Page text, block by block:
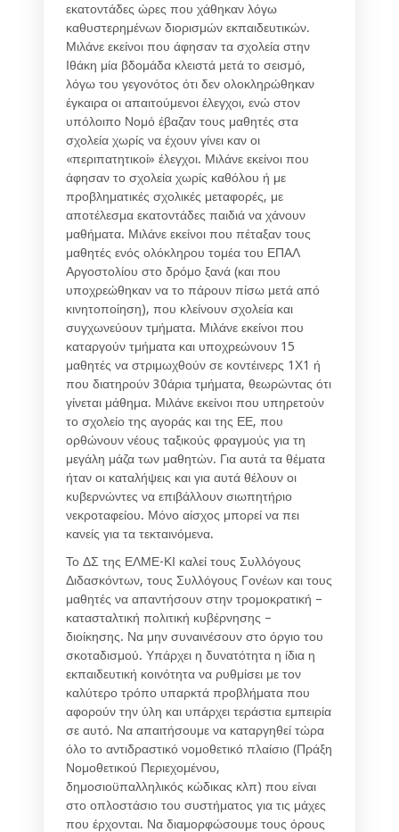
εκατοντάδες ώρες που χάθηκαν λόγω
καθυστερημένων διορισμών εκπαιδευτικών.
Μιλάνε εκείνοι που άφησαν τα σχολεία στην
Ιθάκη μία βδομάδα κλειστά μετά το σεισμό,
λόγω του γεγονότος ότι δεν ολοκληρώθηκαν
έγκαιρα οι απαιτούμενοι έλεγχοι, ενώ στον
υπόλοιπο Νομό έβαζαν τους μαθητές στα
σχολεία χωρίς να έχουν γίνει καν οι
«περιπατητικοί» έλεγχοι. Μιλάνε εκείνοι που
άφησαν το σχολεία χωρίς καθόλου ή με
προβληματικές σχολικές μεταφορές, με
αποτέλεσμα εκατοντάδες παιδιά να χάνουν
μαθήματα. Μιλάνε εκείνοι που πέταξαν τους
μαθητές ενός ολόκληρου τομέα του ΕΠΑΛ
Αργοστολίου στο δρόμο ξανά (και που
υποχρεώθηκαν να το πάρουν πίσω μετά από
κινητοποίηση), που κλείνουν σχολεία και
συγχωνεύουν τμήματα. Μιλάνε εκείνοι που
καταργούν τμήματα και υποχρεώνουν 15
μαθητές να στριμωχθούν σε κοντέινερς 1Χ1 ή
που διατηρούν 30άρια τμήματα, θεωρώντας ότι
γίνεται μάθημα. Μιλάνε εκείνοι που υπηρετούν
το σχολείο της αγοράς και της ΕΕ, που
ορθώνουν νέους ταξικούς φραγμούς για τη
μεγάλη μάζα των μαθητών. Για αυτά τα θέματα
ήταν οι καταλήψεις και για αυτά θέλουν οι
κυβερνώντες να επιβάλλουν σιωπητήριο
νεκροταφείου. Μόνο αίσχος μπορεί να πει
κανείς για τα τεκταινόμενα.
Το ΔΣ της ΕΛΜΕ-ΚΙ καλεί τους Συλλόγους
Διδασκόντων, τους Συλλόγους Γονέων και τους
μαθητές να απαντήσουν στην τρομοκρατική –
κατασταλτική πολιτική κυβέρνησης –
διοίκησης. Να μην συναινέσουν στο όργιο του
σκοταδισμού. Υπάρχει η δυνατότητα η ίδια η
εκπαιδευτική κοινότητα να ρυθμίσει με τον
καλύτερο τρόπο υπαρκτά προβλήματα που
αφορούν την ύλη και υπάρχει τεράστια εμπειρία
σε αυτό. Να απαιτήσουμε να καταργηθεί τώρα
όλο το αντιδραστικό νομοθετικό πλαίσιο (Πράξη
Νομοθετικού Περιεχομένου,
δημοσιοϋπαλληλικός κώδικας κλπ) που είναι
στο οπλοστάσιο του συστήματος για τις μάχες
που έρχονται. Να διαμορφώσουμε τους όρους